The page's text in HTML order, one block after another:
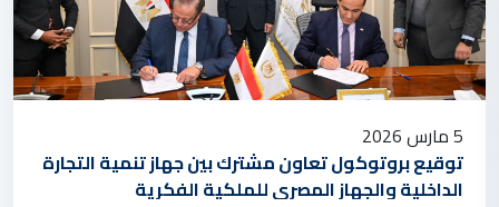
5 مارس 2026
توقيع بروتوكول تعاون مشترك بين جهاز تنمية التجارة
الداخلية والجهاز المصري للملكية الفكرية